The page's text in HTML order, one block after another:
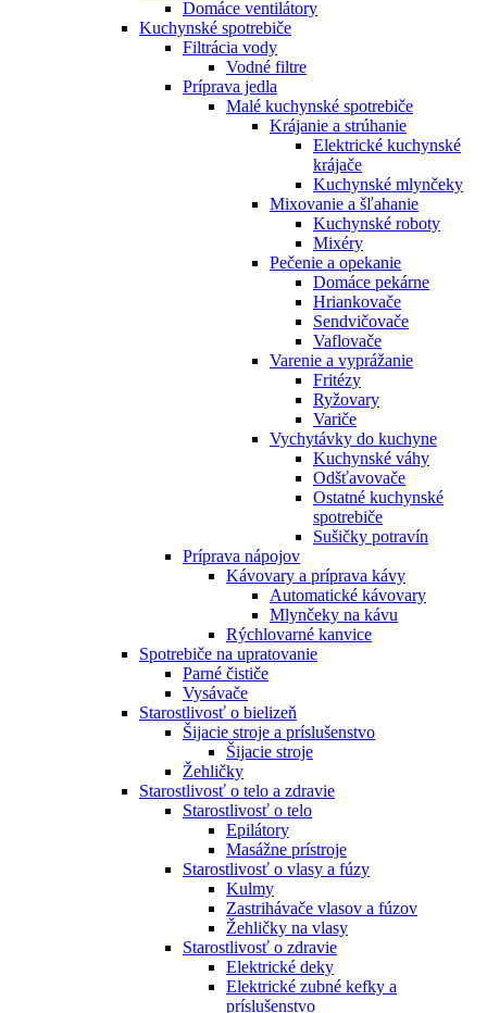
Domáce ventilátory
Kuchynské spotrebiče
Filtrácia vody
Vodné filtre
Príprava jedla
Malé kuchynské spotrebiče
Krájanie a strúhanie
Elektrické kuchynské
krájače
Kuchynské mlynčeky
Mixovanie a šľahanie
Kuchynské roboty
Mixéry
Pečenie a opekanie
Domáce pekárne
Hriankovače
Sendvičovače
Vaflovače
Varenie a vyprážanie
Fritézy
Ryžovary
Variče
Vychytávky do kuchyne
Kuchynské váhy
Odšťavovače
Ostatné kuchynské
spotrebiče
Sušičky potravín
Príprava nápojov
Kávovary a príprava kávy
Automatické kávovary
Mlynčeky na kávu
Rýchlovarné kanvice
Spotrebiče na upratovanie
Parné čističe
Vysávače
Starostlivosť o bielizeň
Šijacie stroje a príslušenstvo
Šijacie stroje
Žehličky
Starostlivosť o telo a zdravie
Starostlivosť o telo
Epilátory
Masážne prístroje
Starostlivosť o vlasy a fúzy
Kulmy
Zastrihávače vlasov a fúzov
Žehličky na vlasy
Starostlivosť o zdravie
Elektrické deky
Elektrické zubné kefky a
príslušenstvo